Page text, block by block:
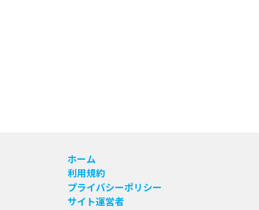
ホーム
利用規約
プライバシーポリシー
サイト運営者